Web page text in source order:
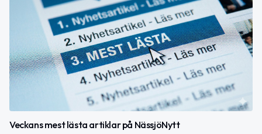
Veckans mest lästa artiklar på NässjöNytt